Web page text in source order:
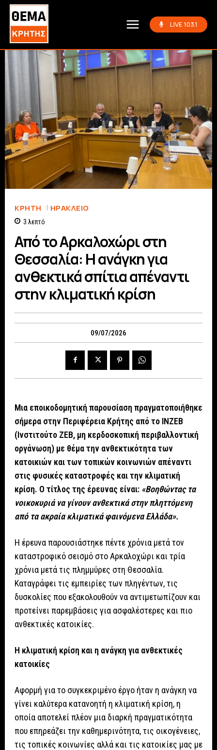
LIVE 103.1
ΚΡΗΤΗ ΗΡΆΚΛΕΙΟ
3 λεπτό
Από το Αρκαλοχώρι στη
Θεσσαλία: Η ανάγκη για
ανθεκτικά σπίτια απέναντι
στην κλιματική κρίση
09/07/2026
Μια εποικοδομητική παρουσίαση πραγματοποιήθηκε
σήμερα στην Περιφέρεια Κρήτης από το ΙΝΖΕΒ
(Ινστιτούτο ΖΕΒ, μη κερδοσκοπική περιβαλλοντική
οργάνωση) με θέμα την ανθεκτικότητα των
κατοικιών και των τοπικών κοινωνιών απέναντι
στις φυσικές καταστροφές και την κλιματική
κρίση. Ο τίτλος της έρευνας είναι: «Βοηθώντας τα
νοικοκυριά να γίνουν ανθεκτικά στην πληττόμενη
από τα ακραία κλιματικά φαινόμενα Ελλάδα».
Η έρευνα παρουσιάστηκε πέντε χρόνια μετά τον
καταστροφικό σεισμό στο Αρκαλοχώρι και τρία
χρόνια μετά τις πλημμύρες στη Θεσσαλία.
Καταγράφει τις εμπειρίες των πληγέντων, τις
δυσκολίες που εξακολουθούν να αντιμετωπίζουν και
προτείνει παρεμβάσεις για ασφαλέστερες και πιο
ανθεκτικές κατοικίες.
Η κλιματική κρίση και η ανάγκη για ανθεκτικές
κατοικίες
Αφορμή για το συγκεκριμένο έργο ήταν η ανάγκη να
γίνει καλύτερα κατανοητή η κλιματική κρίση, η
οποία αποτελεί πλέον μια διαρκή πραγματικότητα
που επηρεάζει την καθημερινότητα, τις οικογένειες,
τις τοπικές κοινωνίες αλλά και τις κατοικίες μας με